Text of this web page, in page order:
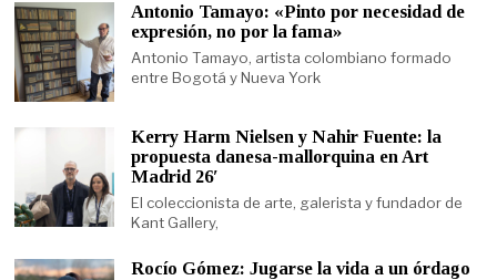
Antonio Tamayo: «Pinto por necesidad de
expresión, no por la fama»
Antonio Tamayo, artista colombiano formado
entre Bogotá y Nueva York
Kerry Harm Nielsen y Nahir Fuente: la
propuesta danesa-mallorquina en Art
Madrid 26′
El coleccionista de arte, galerista y fundador de
Kant Gallery,
Rocío Gómez: Jugarse la vida a un órdago